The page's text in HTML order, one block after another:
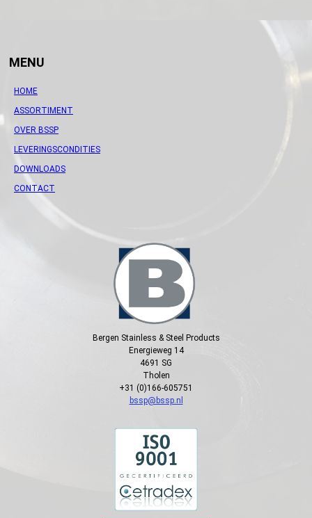
MENU
HOME
ASSORTIMENT
OVER BSSP
LEVERINGSCONDITIES
DOWNLOADS
CONTACT
Bergen Stainless & Steel Products
Energieweg 14
4691 SG
Tholen
+31 (0)166-605751
bssp@bssp.nl